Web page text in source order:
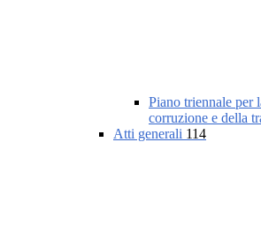
Piano triennale per
corruzione e della
Atti generali 114